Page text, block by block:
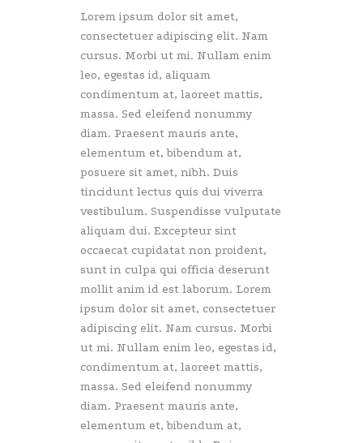
Lorem ipsum dolor sit amet,
consectetuer adipiscing elit. Nam
cursus. Morbi ut mi. Nullam enim
leo, egestas id, aliquam
condimentum at, laoreet mattis,
massa. Sed eleifend nonummy
diam. Praesent mauris ante,
elementum et, bibendum at,
posuere sit amet, nibh. Duis
tincidunt lectus quis dui viverra
vestibulum. Suspendisse vulputate
aliquam dui. Excepteur sint
occaecat cupidatat non proident,
sunt in culpa qui officia deserunt
mollit anim id est laborum. Lorem
ipsum dolor sit amet, consectetuer
adipiscing elit. Nam cursus. Morbi
ut mi. Nullam enim leo, egestas id,
condimentum at, laoreet mattis,
massa. Sed eleifend nonummy
diam. Praesent mauris ante,
elementum et, bibendum at,